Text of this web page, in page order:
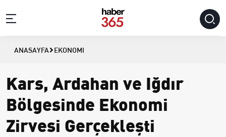
ANASAYFA EKONOMI
Kars, Ardahan ve Iğdır
Bölgesinde Ekonomi
Zirvesi Gerçekleşti